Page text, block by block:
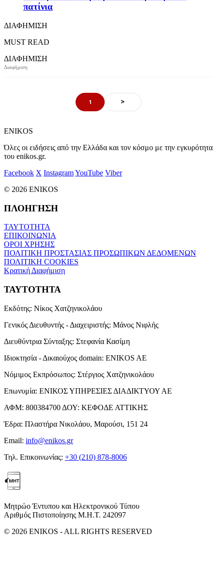
πατίνια
ΔΙΑΦΗΜΙΣΗ
MUST READ
ΔΙΑΦΗΜΙΣΗ
1 >
ENIKOS
Όλες οι ειδήσεις από την Ελλάδα και τον κόσμο με την εγκυρότητα
του enikos.gr.
Facebook X InstagramYouTube Viber
© 2026 ENIKOS
ΠΛΟΗΓΗΣΗ
ΤΑΥΤΟΤΗΤΑ
ΕΠΙΚΟΙΝΩΝΙΑ
ΟΡΟΙ ΧΡΗΣΗΣ
ΠΟΛΙΤΙΚΗ ΠΡΟΣΤΑΣΙΑΣ ΠΡΟΣΩΠΙΚΩΝ ΔΕΔΟΜΕΝΩΝ
ΠΟΛΙΤΙΚΗ COOKIES
Κρατική Διαφήμιση
ΤΑΥΤΟΤΗΤΑ
Εκδότης: Νίκος Χατζηνικολάου
Γενικός Διευθυντής - Διαχειριστής: Μάνος Νιφλής
Διευθύντρια Σύνταξης: Στεφανία Κασίμη
Ιδιοκτησία - Δικαιούχος domain: ENIKOS AE
Νόμιμος Εκπρόσωπος: Στέργιος Χατζηνικολάου
Επωνυμία: ΕΝΙΚΟΣ ΥΠΗΡΕΣΙΕΣ ΔΙΑΔΙΚΤΥΟΥ ΑΕ
ΑΦΜ: 800384700 ΔΟΥ: ΚΕΦΟΔΕ ΑΤΤΙΚΗΣ
Έδρα: Πλαστήρα Νικολάου, Μαρούσι, 151 24
Email: info@enikos.gr
Τηλ. Επικοινωνίας: +30 (210) 878-8006
Μητρώο Έντυπου και Ηλεκτρονικού Τύπου
Αριθμός Πιστοποίησης Μ.Η.Τ. 242097
© 2026 ENIKOS - ALL RIGHTS RESERVED